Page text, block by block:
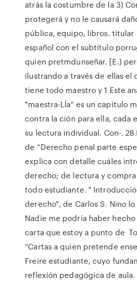
atrás la costumbre de la 3)
protegerá y no le causará
pública, equipo, libros. titular
español con el subtítulo
quien pretmdunseñar. [E.)
ilustrando a través de ellas el
tiene todo maestro y 1 Este
"maestra-LÍa" es un capítulo
contra la ción para ella, cada
su lectura individual. Con-. 28
de “Derecho penal parte
explica con detalle cuáles
derecho; de lectura y
todo estudiante. "
derecho", de Carlos S. Nino
Nadie me podría haber
carta que estoy a punto de
“Cartas a quien pretende
Freire estudiante, cuyo
reflexión pedagógica de